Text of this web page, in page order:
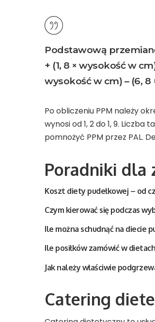
Podstawową
+ (1, 8 × wysokość w
wysokość w cm) – (6, 8
Po obliczeniu PPM należy
wynosi od 1, 2 do 1, 9.
pomnożyć PPM przez PAL.
Poradniki dla
Koszt diety pudełkowej – od
Czym kierować się podczas
Ile można schudnąć na diecie
Ile posiłków zamówić w
Jak należy właściwie
Catering